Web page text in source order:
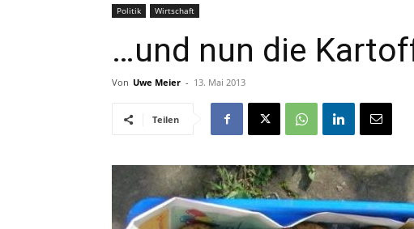
Politik Wirtschaft
…und nun die
Von Uwe Meier - 13. Mai 2013
Teilen